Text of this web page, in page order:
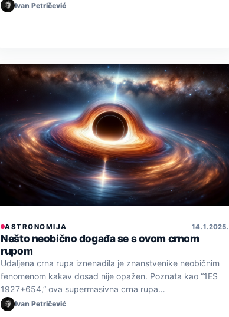
Ivan Petričević
ASTRONOMIJA 14. 1. 2025.
Nešto neobično događa se s ovom crnom
rupom
Udaljena crna rupa iznenadila je znanstvenike neobičnim
fenomenom kakav dosad nije opažen. Poznata kao “1ES
1927+654,” ova supermasivna crna rupa…
Ivan Petričević